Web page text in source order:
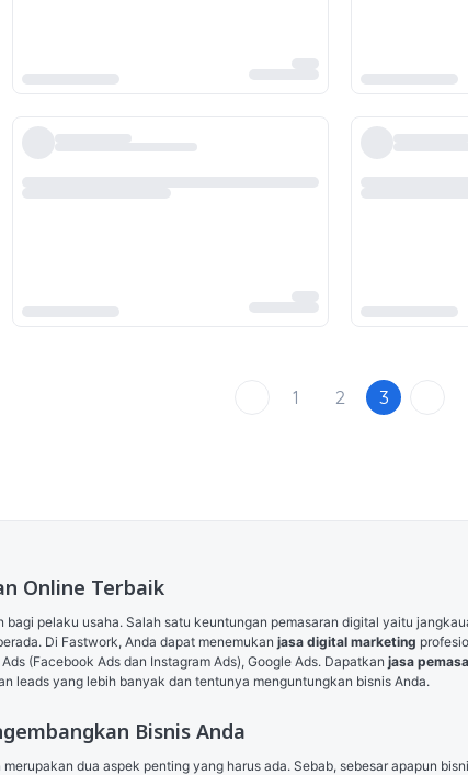
1 2 3
Online Terbaik
pelaku usaha. Salah satu keuntungan pemasaran digital yaitu
Di Fastwork, Anda dapat menemukan jasa digital marketing
(Facebook Ads dan Instagram Ads), Google Ads. Dapatkan jasa
leads yang lebih banyak dan tentunya menguntungkan bisnis Anda.
Bisnis Anda
dua aspek penting yang harus ada. Sebab, sebesar apapun